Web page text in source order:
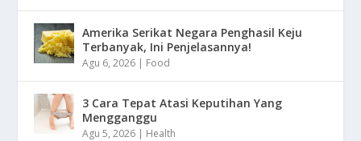
Amerika Serikat Negara Penghasil Keju
Terbanyak, Ini Penjelasannya!
Agu 6, 2026 | Food
3 Cara Tepat Atasi Keputihan Yang
Mengganggu
Agu 5, 2026 | Health